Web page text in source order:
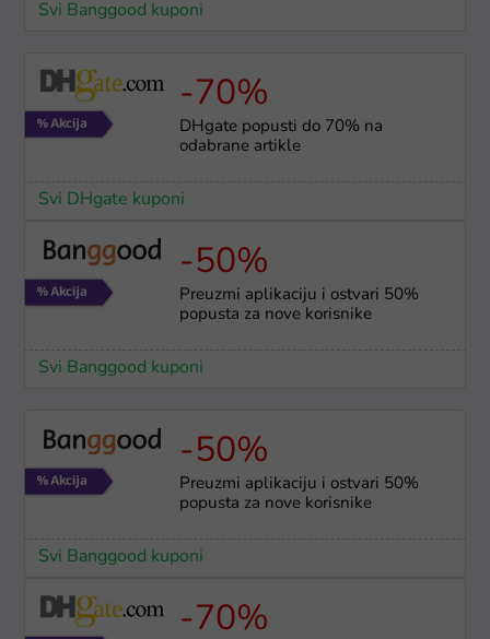
Svi Banggood kuponi
-70%
DHgate popusti do 70% na
odabrane artikle
Svi DHgate kuponi
-50%
Preuzmi aplikaciju i ostvari 50%
popusta za nove korisnike
Svi Banggood kuponi
-50%
Preuzmi aplikaciju i ostvari 50%
popusta za nove korisnike
Svi Banggood kuponi
-70%